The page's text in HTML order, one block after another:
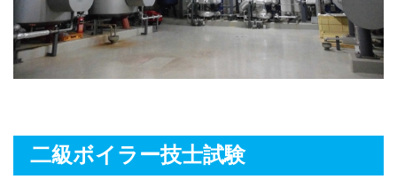
二級ボイラー技士試験